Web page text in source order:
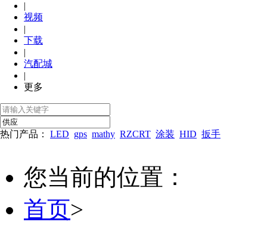
|
视频
|
下载
|
汽配城
|
更多
热门产品： LED gps mathy RZCRT 涂装 HID 扳手
您当前的位置：
首页>